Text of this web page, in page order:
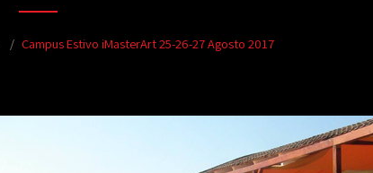
Campus Estivo iMasterArt 25-26-27 Agosto 2017